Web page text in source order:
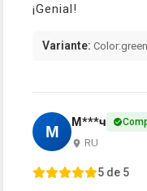
¡Genial!
Variante:
М М***ч
RU
5 de 5